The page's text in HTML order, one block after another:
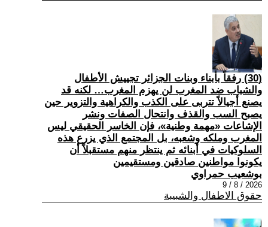
(30) رفقاً بأبناء وبنات الجزائر تجييش الأطفال
والشباب ضد المغرب لن يهزم المغرب… لكنه قد
يصنع أجيالاً تتربى على الكذب والكراهية والتزوير حين
يصبح السب والقذف وانتحال الصفات ونشر
الإشاعات «مهمة وطنية»، فإن الخاسر الحقيقي ليس
المغرب وملكه وشعبه، بل المجتمع الذي يزرع هذه
السلوكيات في أبنائه ثم ينتظر منهم مستقبلاً أن
يكونوا مواطنين صادقين ومستقيمين
بوشعيب حمراوي
2026 / 8 / 9
حقوق الاطفال والشبيبة